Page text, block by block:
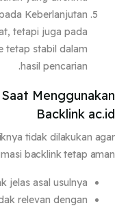
pada Keberlanjutan
tetapi juga pada
tetap stabil dalam
hasil pencarian.
Saat
Backlink
tidak dilakukan
backlink tetap
jelas asal usulnya.
relevan dengan